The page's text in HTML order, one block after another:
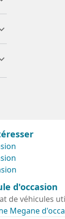
d'occasion
de véhicules
Megane